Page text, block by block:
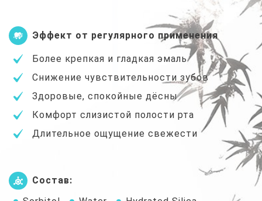
Эффект от регулярного применения
Более крепкая и гладкая эмаль
Снижение чувствительности зубов
Здоровые, спокойные дёсны
Комфорт слизистой полости рта
Длительное ощущение свежести
Состав: